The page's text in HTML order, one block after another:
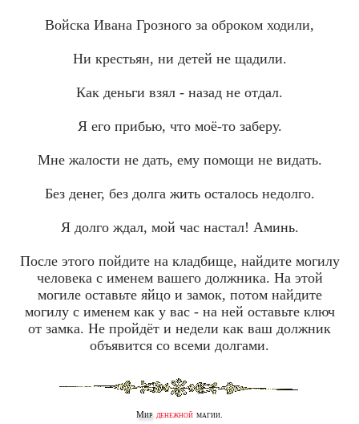
Войска Ивана Грозного за оброком ходили,
Ни крестьян, ни детей не щадили.
Как деньги взял - назад не отдал.
Я его прибью, что моё-то заберу.
Мне жалости не дать, ему помощи не видать.
Без денег, без долга жить осталось недолго.
Я долго ждал, мой час настал! Аминь.
После этого пойдите на кладбище, найдите могилу
человека с именем вашего должника. На этой
могиле оставьте яйцо и замок, потом найдите
могилу с именем как у вас - на ней оставьте ключ
от замка. Не пройдёт и недели как ваш должник
объявится со всеми долгами.
Мир денежноймагии.